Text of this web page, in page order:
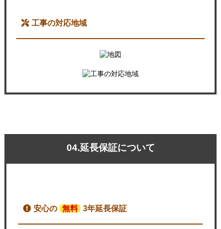
工事の対応地域
04.延長保証について
安心の 無料 3年延長保証